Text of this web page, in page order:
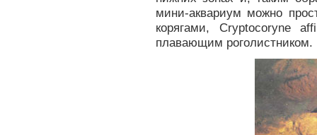
мини-аквариум можно
корягами, Cryptocoryne
плавающим роголистником.